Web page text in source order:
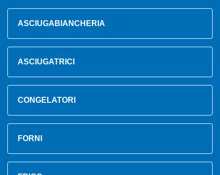
ASCIUGABIANCHERIA
ASCIUGATRICI
CONGELATORI
FORNI